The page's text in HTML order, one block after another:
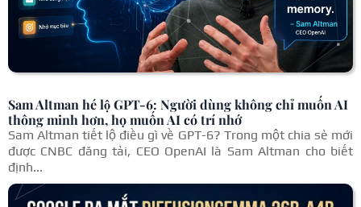
Sam Altman hé lộ GPT-6: Người dùng không chỉ muốn AI
thông minh hơn, họ muốn AI có trí nhớ
Sam Altman tiết lộ điều gì về GPT-6? Trong một chia sẻ mới
được CNBC đăng tải, CEO OpenAI là Sam Altman cho biết
định...